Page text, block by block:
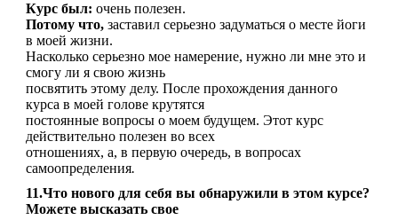
Курс был:очень полезен.
Потому что,заставил серьезно задуматься о месте йоги
в моей жизни.
Насколько серьезно мое намерение, нужно ли мне это и
смогу ли я свою жизнь
посвятить этому делу. После прохождения данного
курса в моей голове крутятся
постоянные вопросы о моем будущем. Этот курс
действительно полезен во всех
отношениях, а, в первую очередь, в вопросах
самоопределения.
11.Что нового для себя вы обнаружили в этом курсе?
Можете высказать свое